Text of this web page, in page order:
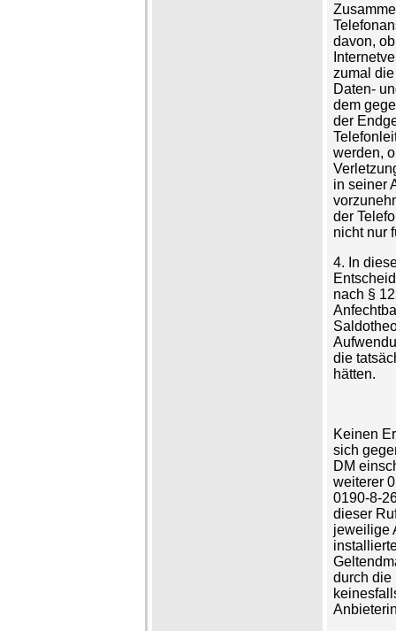
davon,
zumal
Daten-
dem
der
werden,
in seiner
der
nicht nur
4. In
nach §
die
hätten.
Keinen
sich
DM
weiterer
0190-8-
dieser
jeweilige
durch die